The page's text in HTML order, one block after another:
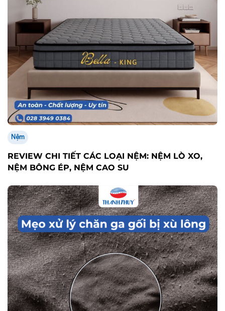
Nệm
REVIEW CHI TIẾT CÁC LOẠI NỆM: NỆM LÒ XO,
NỆM BÔNG ÉP, NỆM CAO SU